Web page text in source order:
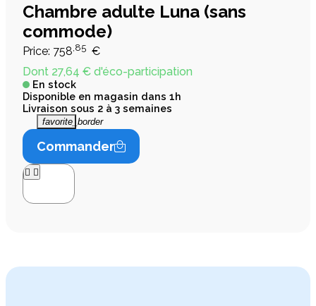
Chambre adulte Luna (sans
commode)
Price: 758 ,85 €
Dont 27,64 € d'éco-participation
En stock
Disponible en magasin dans 1h
Livraison sous 2 à 3 semaines
favorite_border
Commander
 